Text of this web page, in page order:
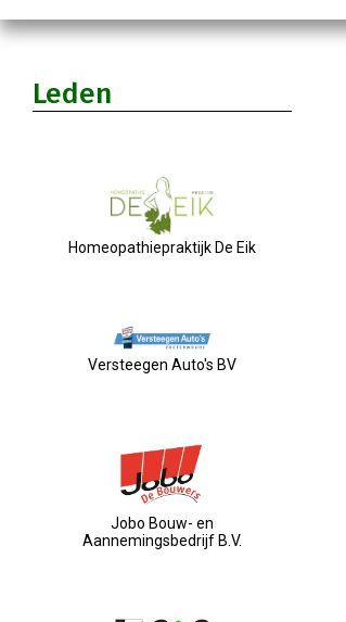
Leden
Homeopathiepraktijk De Eik
Versteegen Auto's BV
Jobo Bouw- en
Aannemingsbedrijf B.V.